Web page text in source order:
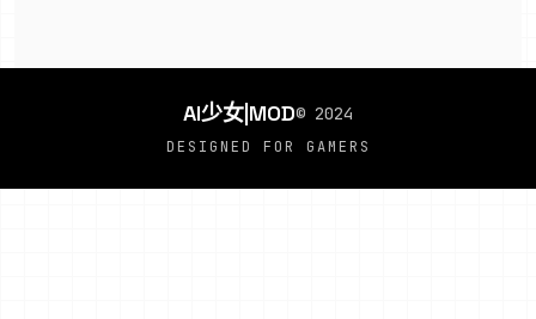
AI少女|MOD© 2024
DESIGNED FOR GAMERS